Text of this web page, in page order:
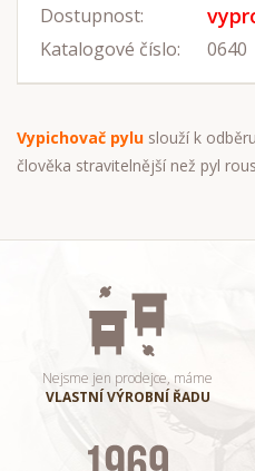
Dostupnost:
Katalogové číslo: 0640
Vypichovač pylu slouží k
člověka stravitelnější než pyl
Nejsme jen prodejce, máme
VLASTNÍ VÝROBNÍ ŘADU